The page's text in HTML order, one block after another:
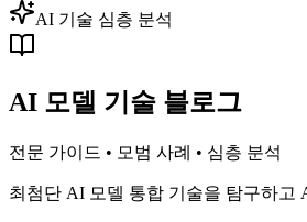
AI 기술 심층 분석
AI 모델 기술 블로그
전문 가이드 • 모범 사례 • 심층 분석
최첨단 AI 모델 통합 기술을 탐구하고